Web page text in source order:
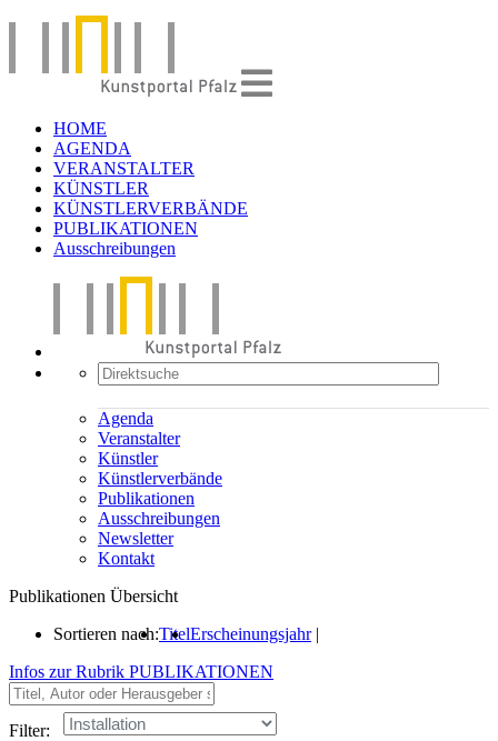
HOME
AGENDA
VERANSTALTER
KÜNSTLER
KÜNSTLERVERBÄNDE
PUBLIKATIONEN
Ausschreibungen
Agenda
Veranstalter
Künstler
Künstlerverbände
Publikationen
Ausschreibungen
Newsletter
Kontakt
Publikationen Übersicht
Sortieren nach:Titel |
Erscheinungsjahr
Infos zur Rubrik PUBLIKATIONEN
Filter: